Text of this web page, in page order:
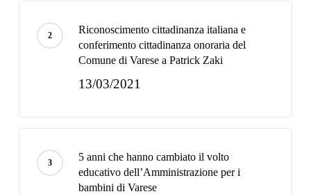
Riconoscimento cittadinanza italiana e
conferimento cittadinanza onoraria del
Comune di Varese a Patrick Zaki
13/03/2021
5 anni che hanno cambiato il volto
educativo dell’Amministrazione per i
bambini di Varese